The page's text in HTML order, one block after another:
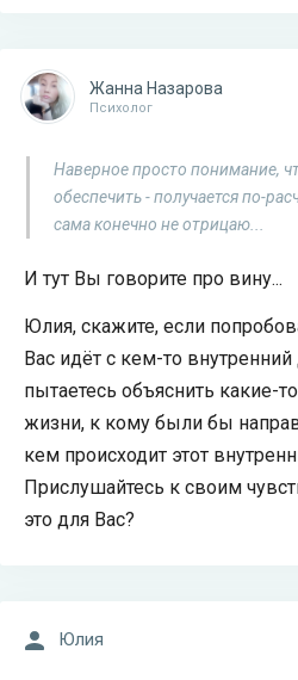
Жанна Назарова
Психолог
Наверное просто понимание,
обеспечить - получается по-
сама конечно не отрицаю...
И тут Вы говорите про вину...
Юлия, скажите, если
Вас идёт с кем-то
пытаетесь объяснить какие-
жизни, к кому были бы
кем происходит этот
Прислушайтесь к своим
это для Вас?
Юлия